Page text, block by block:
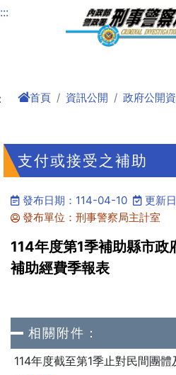
進入內容區塊
:::
首頁 資訊公開 政府公開
支付或接受之補助
發布日期：114-04-10
更新
發布單位：刑事警察局主計室
114年度第1季補助縣市政
補助經費季報表
相關附件：
114年度截至第1季止對民間團